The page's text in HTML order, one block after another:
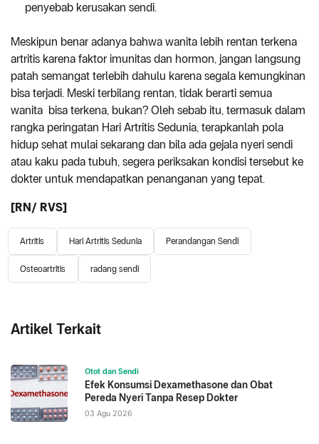
penyebab kerusakan sendi.
Meskipun benar adanya bahwa wanita lebih rentan terkena
artritis karena faktor imunitas dan hormon, jangan langsung
patah semangat terlebih dahulu karena segala kemungkinan
bisa terjadi. Meski terbilang rentan, tidak berarti semua
wanita bisa terkena, bukan? Oleh sebab itu, termasuk dalam
rangka peringatan Hari Artritis Sedunia, terapkanlah pola
hidup sehat mulai sekarang dan bila ada gejala nyeri sendi
atau kaku pada tubuh, segera periksakan kondisi tersebut ke
dokter untuk mendapatkan penanganan yang tepat.
[RN/ RVS]
Artritis Hari Artritis Sedunia Perandangan Sendi
Osteoartritis radang sendi
Artikel Terkait
Otot dan Sendi
Efek Konsumsi Dexamethasone dan Obat
Pereda Nyeri Tanpa Resep Dokter
03 Agu 2026